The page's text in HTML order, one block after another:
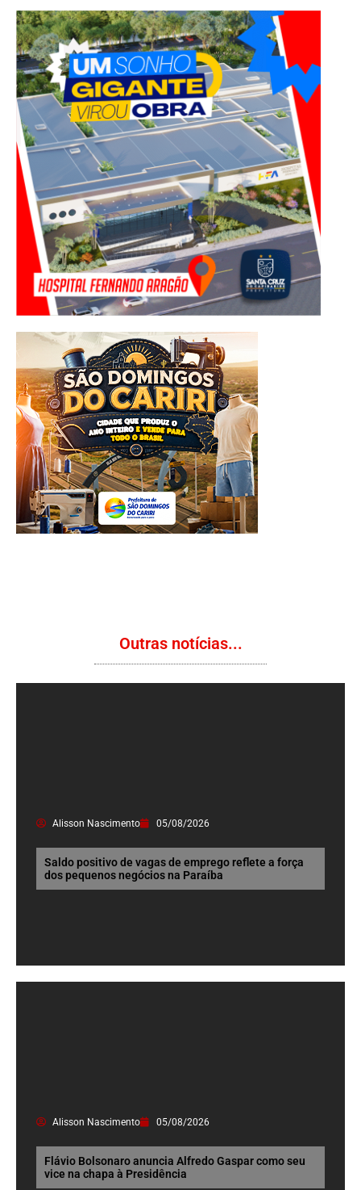
Outras notícias...
Alisson Nascimento 05/08/2026
Saldo positivo de vagas de emprego reflete a força
dos pequenos negócios na Paraíba
Alisson Nascimento 05/08/2026
Flávio Bolsonaro anuncia Alfredo Gaspar como seu
vice na chapa à Presidência